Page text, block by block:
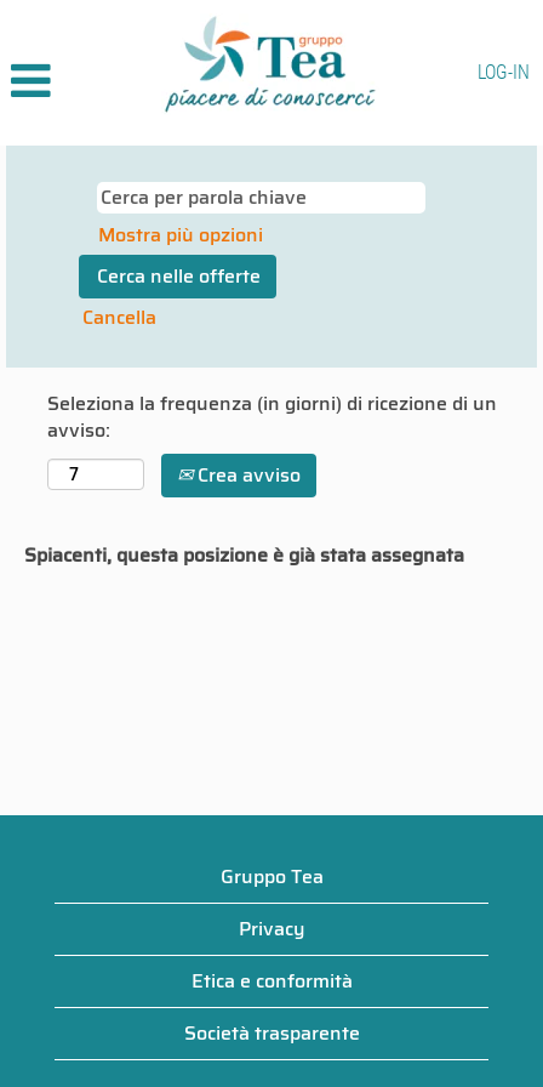
LOG-IN
Mostra più opzioni
Cancella
Seleziona la frequenza (in giorni) di ricezione di un
avviso:
Crea avviso
Spiacenti, questa posizione è già stata assegnata
Gruppo Tea
Privacy
Etica e conformità
Società trasparente